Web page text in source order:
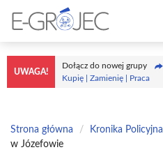
treści
UWAGA!
Dołącz do nowej grupy
Kupię | Zamienię | Praca
Strona główna / Kronika Policyjna
w Józefowie